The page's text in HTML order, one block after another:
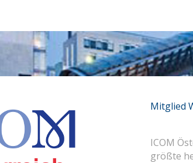
ICOM
größte
Mitglied